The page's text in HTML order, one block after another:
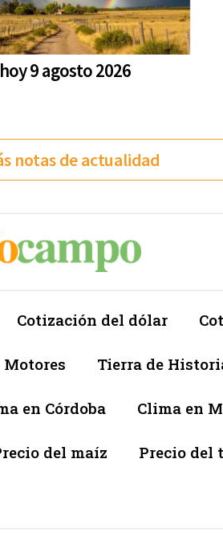
9 agosto 2026
notas de actualidad
Cotización del dólar
Motores Tierra de
en Córdoba Clima en
del maíz Precio del